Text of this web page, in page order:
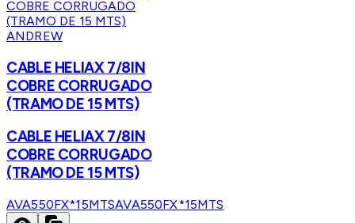
ANDREW
CABLE HELIAX 7/8IN
COBRE CORRUGADO
(TRAMO DE 15 MTS)
CABLE HELIAX 7/8IN
COBRE CORRUGADO
(TRAMO DE 15 MTS)
AVA550FX*15MTSAVA550FX*15MTS